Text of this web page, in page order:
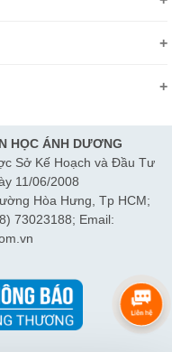
HỌC ÁNH DƯƠNG
Sở Kế Hoạch và Đầu Tư
11/06/2008
Hòa Hưng, Tp HCM;
73023188; Email: